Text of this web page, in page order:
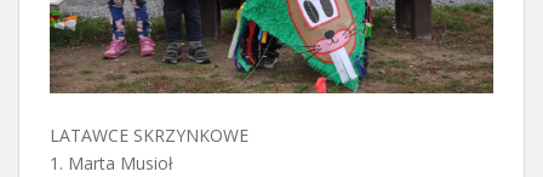
LATAWCE SKRZYNKOWE
1. Marta Musioł